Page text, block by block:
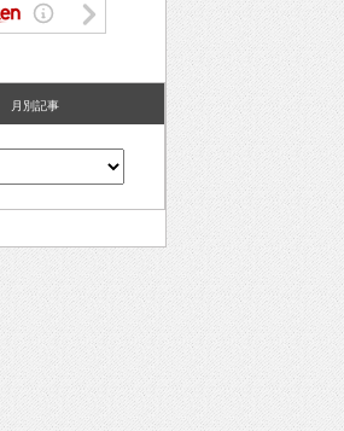
月別記事